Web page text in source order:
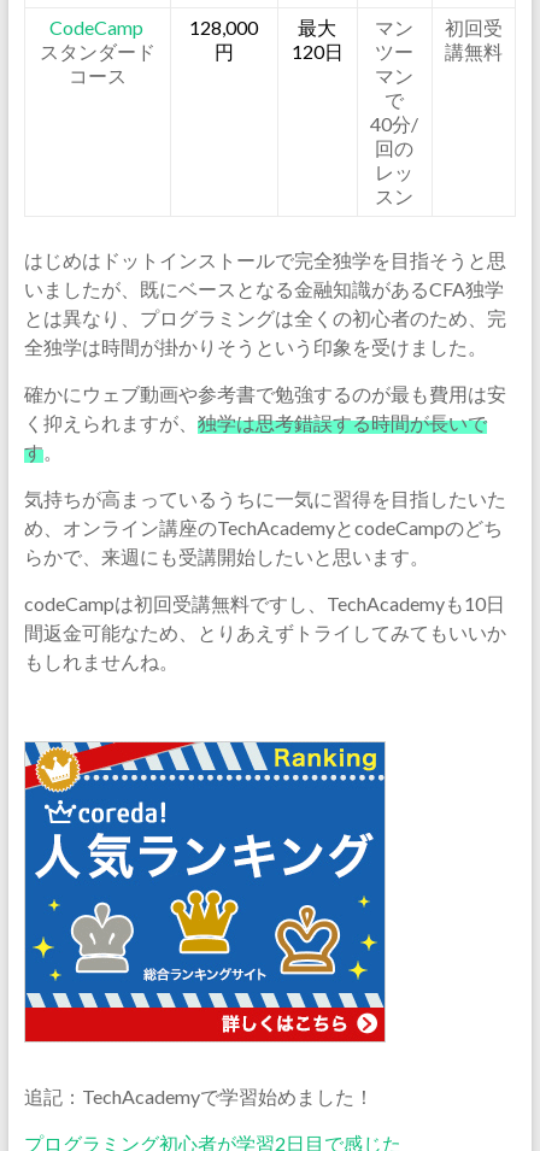
CodeCamp
スタンダード
コース
128,000
円
最大
120日
マン
ツー
マン
で
40分/
回の
レッ
スン
初回受
講無料
はじめはドットインストールで完全独学を目指そうと思
いましたが、既にベースとなる金融知識があるCFA独学
とは異なり、プログラミングは全くの初心者のため、完
全独学は時間が掛かりそうという印象を受けました。
確かにウェブ動画や参考書で勉強するのが最も費用は安
く抑えられますが、 独学は思考錯誤する時間が長いで
す。
気持ちが高まっているうちに一気に習得を目指したいた
め、オンライン講座のTechAcademyとcodeCampのどち
らかで、来週にも受講開始したいと思います。
codeCampは初回受講無料ですし、TechAcademyも10日
間返金可能なため、とりあえずトライしてみてもいいか
もしれませんね。
追記：TechAcademyで学習始めました！
プログラミング初心者が学習2日目で感じた